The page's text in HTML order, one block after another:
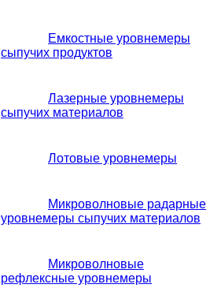
Емкостные уровнемеры
сыпучих продуктов
Лазерные уровнемеры
сыпучих материалов
Лотовые уровнемеры
Микроволновые радарные
уровнемеры сыпучих материалов
Микроволновые
рефлексные уровнемеры